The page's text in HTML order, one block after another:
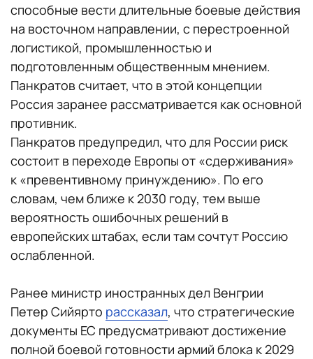
способные вести длительные боевые действия
на восточном направлении, с перестроенной
логистикой, промышленностью и
подготовленным общественным мнением.
Панкратов считает, что в этой концепции
Россия заранее рассматривается как основной
противник.
Панкратов предупредил, что для России риск
состоит в переходе Европы от «сдерживания»
к «превентивному принуждению». По его
словам, чем ближе к 2030 году, тем выше
вероятность ошибочных решений в
европейских штабах, если там сочтут Россию
ослабленной.
Ранее министр иностранных дел Венгрии
Петер Сийярто рассказал, что стратегические
документы ЕС предусматривают достижение
полной боевой готовности армий блока к 2029